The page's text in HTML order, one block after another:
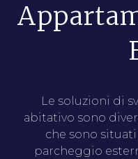
Le soluzioni di
abitativo sono
che sono
parcheggio